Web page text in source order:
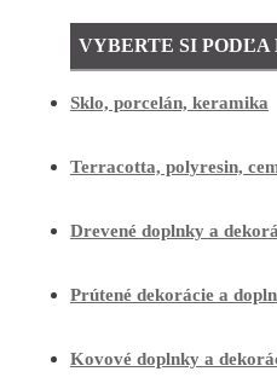
VYBERTE SI
Sklo, porcelán, keramika
Terracotta, polyresin,
Drevené doplnky a
Prútené dekorácie a
Kovové doplnky a